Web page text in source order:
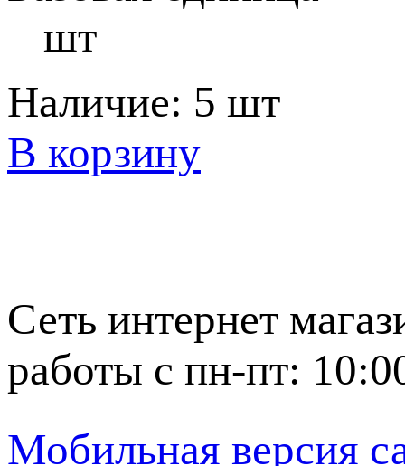
шт
Наличие: 5 шт
В корзину
Сеть интернет
работы с пн-пт:
Мобильная версия